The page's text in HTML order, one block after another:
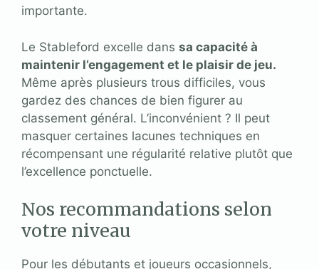
importante.
Le Stableford excelle dans sa capacité à
maintenir l’engagement et le plaisir de jeu.
Même après plusieurs trous difficiles, vous
gardez des chances de bien figurer au
classement général. L’inconvénient ? Il peut
masquer certaines lacunes techniques en
récompensant une régularité relative plutôt que
l’excellence ponctuelle.
Nos recommandations selon
votre niveau
Pour les débutants et joueurs occasionnels,